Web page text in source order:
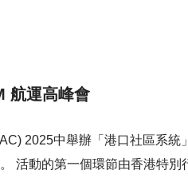
航運高峰會
2025中舉辦「港口社區系統
副